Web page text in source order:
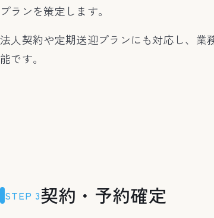
プランを策定します。
法人契約や定期送迎プランにも対応し、業
能です。
STEP 3契約・予約確定